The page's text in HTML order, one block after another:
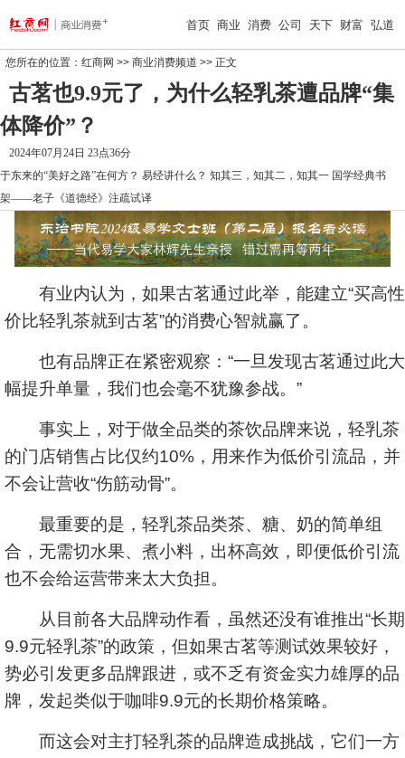
首页 商业 消费 公司 天下 财富 弘道
您所在的位置： 红商网 >> 商业消费频道 >> 正文
古茗也9.9元了，为什么轻乳茶遭品牌“集
体降价”？
2024年07月24日 23点36分
于东来的“美好之路”在何方？ 易经讲什么？ 知其三，知其二，知其一 国学经典书
架——老子《道德经》注疏试译
有业内认为，如果古茗通过此举，能建立“买高性
价比轻乳茶就到古茗”的消费心智就赢了。
也有品牌正在紧密观察：“一旦发现古茗通过此大
幅提升单量，我们也会毫不犹豫参战。”
事实上，对于做全品类的茶饮品牌来说，轻乳茶
的门店销售占比仅约10%，用来作为低价引流品，并
不会让营收“伤筋动骨”。
最重要的是，轻乳茶品类茶、糖、奶的简单组
合，无需切水果、煮小料，出杯高效，即便低价引流
也不会给运营带来太大负担。
从目前各大品牌动作看，虽然还没有谁推出“长期
9.9元轻乳茶”的政策，但如果古茗等测试效果较好，
势必引发更多品牌跟进，或不乏有资金实力雄厚的品
牌，发起类似于咖啡9.9元的长期价格策略。
而这会对主打轻乳茶的品牌造成挑战，它们一方